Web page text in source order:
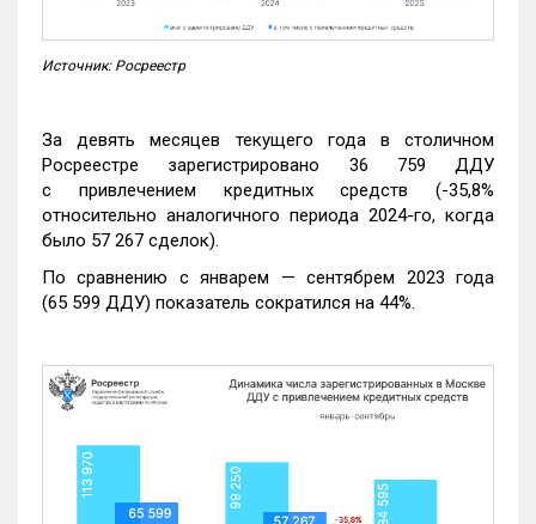
Источник: Росреестр
За девять месяцев текущего года в столичном
Росреестре зарегистрировано 36 759 ДДУ
с привлечением кредитных средств (-35,8%
относительно аналогичного периода 2024-го, когда
было 57 267 сделок).
По сравнению с январем — сентябрем 2023 года
(65 599 ДДУ) показатель сократился на 44%.